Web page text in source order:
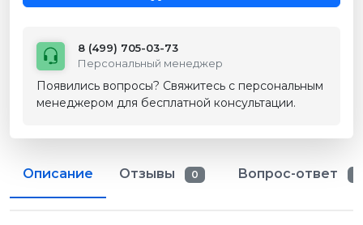
8 (499) 705-03-73
Персональный менеджер
Появились вопросы? Свяжитесь с персональным
менеджером для бесплатной консультации.
Описание Отзывы 0 Вопрос-ответ